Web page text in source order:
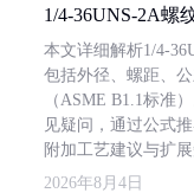
1/4-36UNS-2A螺
本文详细解析1/4-
包括外径、螺距、
（ASME B1.1标准
见疑问，通过公式
附加工艺建议与扩展
2026年8月4日